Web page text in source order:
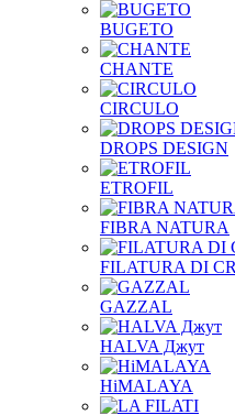
BUGETO
CHANTE
CIRCULO
DROPS DESIGN
ETROFIL
FIBRA NATURA
FILATURA DI
GAZZAL
HALVA Джут
HiMALAYA